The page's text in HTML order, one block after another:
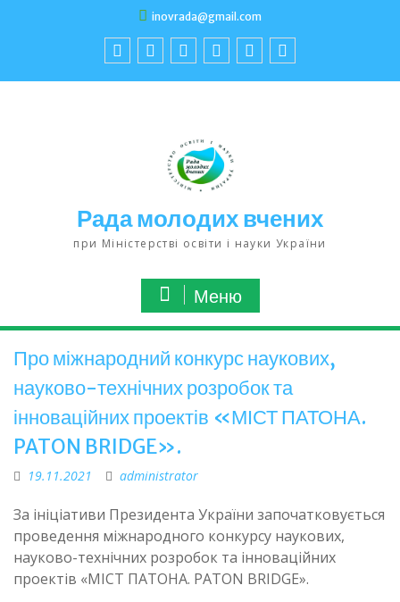
inovrada@gmail.com
Рада молодих вчених
при Міністерстві освіти і науки України
Меню
Про міжнародний конкурс наукових,
науково-технічних розробок та
інноваційних проектів «МІСТ ПАТОНА.
PATON BRIDGE».
19.11.2021 administrator
За ініціативи Президента України започатковується
проведення міжнародного конкурсу наукових,
науково-технічних розробок та інноваційних
проектів «МІСТ ПАТОНА. PATON BRIDGE».